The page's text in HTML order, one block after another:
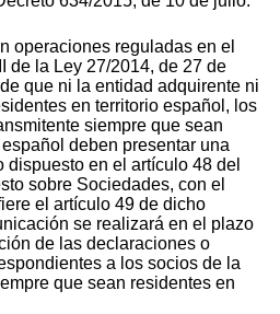
reguladas en el
de la Ley 27/2014, de 27 de
que ni la entidad adquirente ni
en territorio español, los
siempre que sean
deben presentar una
en el artículo 48 del
sobre Sociedades, con el
el artículo 49 de dicho
se realizará en el plazo
de las declaraciones o
a los socios de la
que sean residentes en